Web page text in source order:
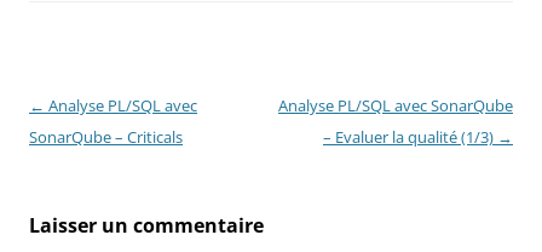
Navigation
des
← Analyse PL/SQL avec
SonarQube – Criticals
Analyse PL/SQL avec SonarQube
– Evaluer la qualité (1/3) →
Laisser un commentaire